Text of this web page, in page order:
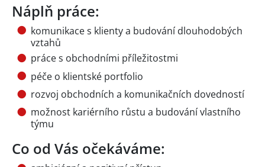
Náplň práce:
komunikace s klienty a budování dlouhodobých
vztahů
práce s obchodními příležitostmi
péče o klientské portfolio
rozvoj obchodních a komunikačních dovedností
možnost kariérního růstu a budování vlastního
týmu
Co od Vás očekáváme: